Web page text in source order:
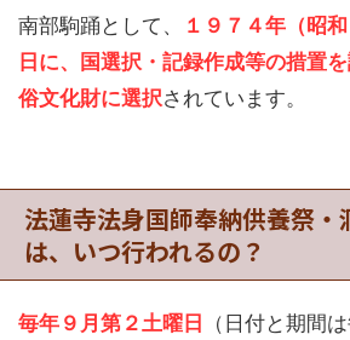
南部駒踊として、
１９７４年（昭
日に、国選択・記録作成等の措置
俗文化財に選択されています。
法蓮寺法身国師奉納供養祭・
は、いつ行われるの？
毎年９月第２土曜日 （日付と期間